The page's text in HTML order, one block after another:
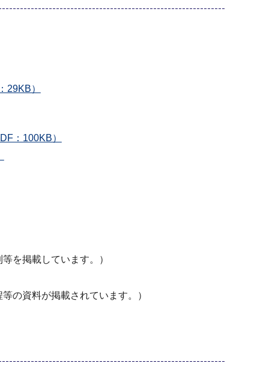
29KB）
：100KB）
を掲載しています。）
の資料が掲載されています。）